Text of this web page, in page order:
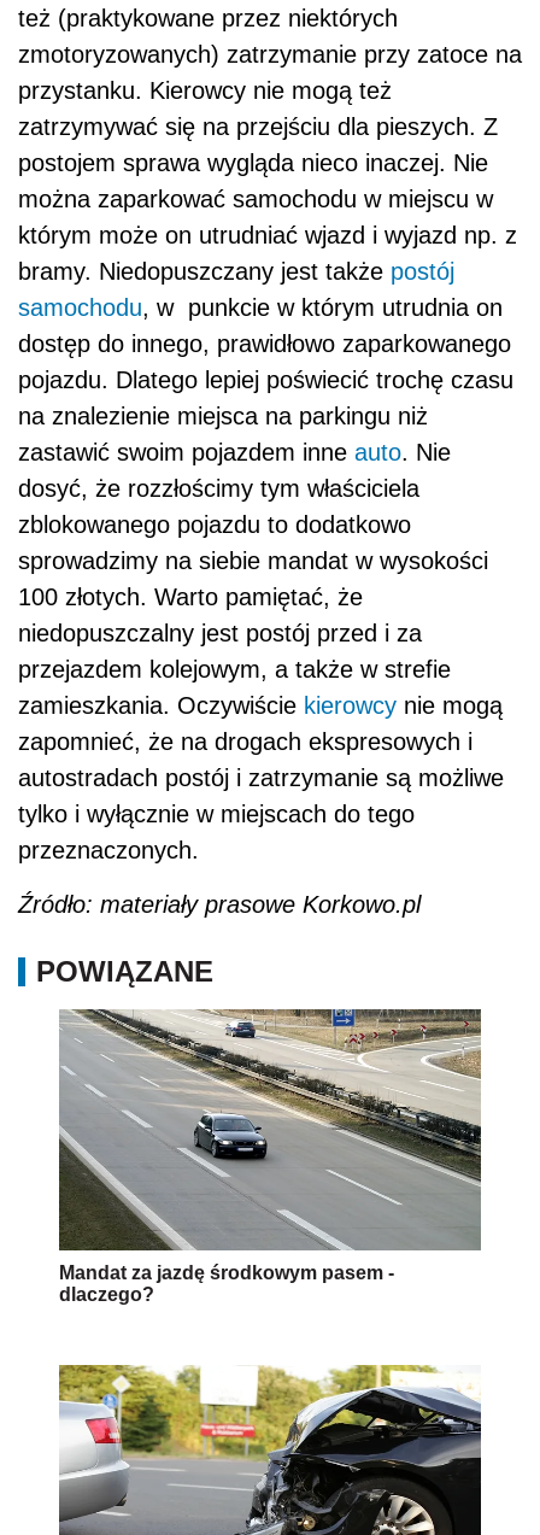
też (praktykowane przez niektórych
zmotoryzowanych) zatrzymanie przy zatoce na
przystanku. Kierowcy nie mogą też
zatrzymywać się na przejściu dla pieszych. Z
postojem sprawa wygląda nieco inaczej. Nie
można zaparkować samochodu w miejscu w
którym może on utrudniać wjazd i wyjazd np. z
bramy. Niedopuszczany jest także postój
samochodu, w punkcie w którym utrudnia on
dostęp do innego, prawidłowo zaparkowanego
pojazdu. Dlatego lepiej poświecić trochę czasu
na znalezienie miejsca na parkingu niż
zastawić swoim pojazdem inne auto. Nie
dosyć, że rozzłościmy tym właściciela
zblokowanego pojazdu to dodatkowo
sprowadzimy na siebie mandat w wysokości
100 złotych. Warto pamiętać, że
niedopuszczalny jest postój przed i za
przejazdem kolejowym, a także w strefie
zamieszkania. Oczywiście kierowcy nie mogą
zapomnieć, że na drogach ekspresowych i
autostradach postój i zatrzymanie są możliwe
tylko i wyłącznie w miejscach do tego
przeznaczonych.
Źródło: materiały prasowe Korkowo.pl
POWIĄZANE
Mandat za jazdę środkowym pasem -
dlaczego?